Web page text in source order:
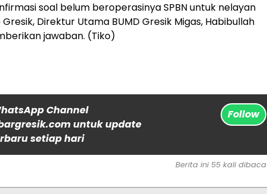
soal belum beroperasinya SPBN untuk nelayan
Direktur Utama BUMD Gresik Migas, Habibullah
jawaban. (Tiko)
Channel
untuk update
setiap hari
Follow
Berita ini 55 kali dibaca